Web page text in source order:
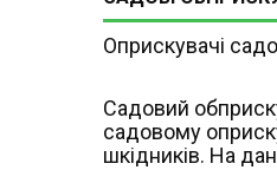
Оприскувачі
Садовий
садовому
шкідників. На